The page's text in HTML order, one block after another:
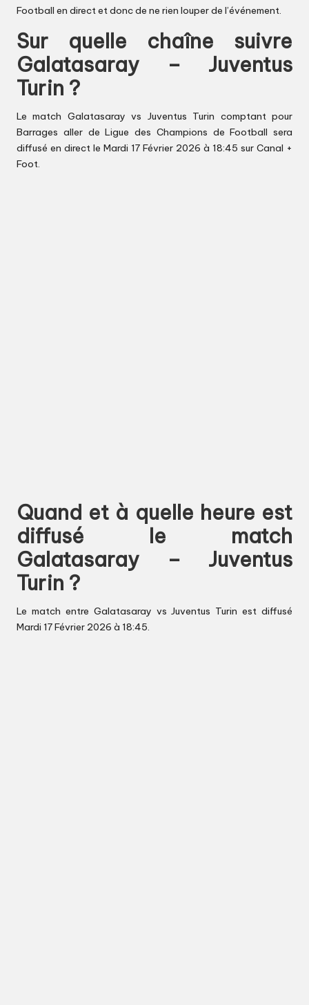
Football en direct et donc de ne rien louper de l’événement.
Sur quelle chaîne suivre
Galatasaray – Juventus
Turin ?
Le match Galatasaray vs Juventus Turin comptant pour
Barrages aller de Ligue des Champions de Football sera
diffusé en direct le Mardi 17 Février 2026 à 18:45 sur Canal +
Foot.
Quand et à quelle heure est
diffusé le match
Galatasaray – Juventus
Turin ?
Le match entre Galatasaray vs Juventus Turin est diffusé
Mardi 17 Février 2026 à 18:45.